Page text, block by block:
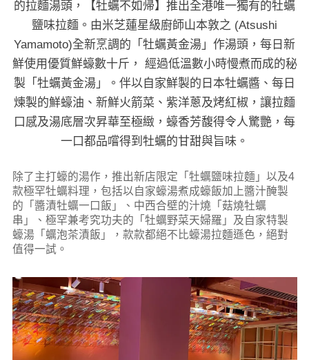
的拉麵湯頭，【牡蠣不如帰】推出全港唯一獨有的牡蠣
鹽味拉麵。由米芝蓮星級廚師山本敦之 (Atsushi
Yamamoto)全新烹調的「牡蠣黃金湯」作湯頭，每日新
鮮使用優質鮮蠔數十斤， 經過低溫數小時慢煮而成的秘
製「牡蠣黃金湯」。伴以自家鮮製的日本牡蠣醬、每日
煉製的鮮蠔油、新鮮火箭菜、紫洋蔥及烤紅椒，讓拉麵
口感及湯底層次昇華至極緻，蠔香芳馥得令人驚艷，每
一口都品嚐得到牡蠣的甘甜與旨味。
除了主打蠔的湯作，推出新店限定「牡蠣鹽味拉麵」以及4
款極罕牡蠣料理，包括以自家蠔湯煮成蠔飯加上醬汁醃製
的「醬漬牡蠣一口飯」、中西合壁的汁燒「菇燒牡蠣
串」、極罕兼考究功夫的「牡蠣野菜天婦羅」及自家特製
蠔湯「蠣泡茶漬飯」，款款都絕不比蠔湯拉麵遜色，絕對
值得一試。